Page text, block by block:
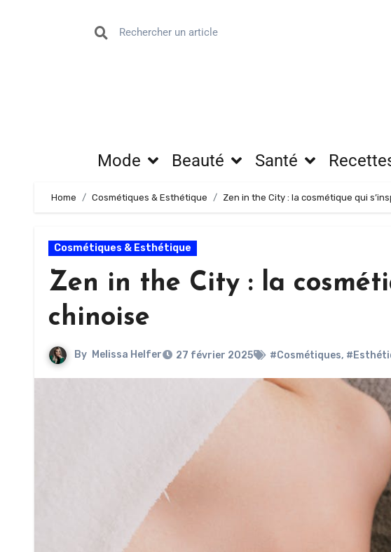
Mode Beauté Santé
Home Cosmétiques & Esthétique Zen in the City : la cosmétique qui
Cosmétiques & Esthétique
Zen in the City : la
chinoise
By Melissa Helfer 27 février 2025 #Cosmétiques,